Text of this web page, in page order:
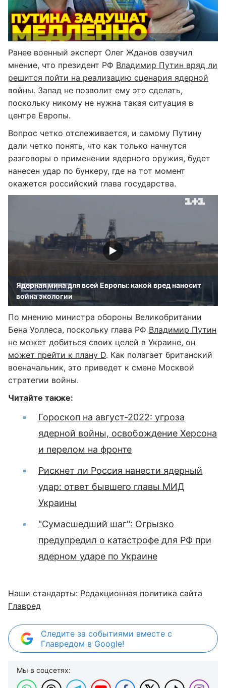
Ранее военный эксперт Олег Жданов озвучил
мнение, что президент РФ Владимир Путин вряд ли
решится пойти на реализацию сценария ядерной
войны. Запад не позволит ему это сделать,
поскольку никому не нужна такая ситуация в
центре Европы.
Вопрос четко отслеживается, и самому Путину
дали четко понять, что как только начнутся
разговоры о применении ядерного оружия, будет
нанесен удар по бункеру, где на тот момент
окажется российский глава государства.
Ядерная мина для всей Европы: какой вред наносит
война экологии
По мнению министра обороны Великобритании
Бена Уоллеса, поскольку глава РФ Владимир Путин
не может добиться своих целей в Украине, он
может прейти к плану D. Как полагает британский
военачальник, это приведет к смене Москвой
стратегии войны.
Читайте также:
Гороскоп на август-2022: угроза
ядерной войны, освобождение Херсона
и перелом на фронте
Рискнет ли Россия нанести ядерный
удар: ответ бывшего главы МИД
Украины
"Сумасшедший шаг": Огрызко
предупредил о катастрофе для РФ при
ядерном ударе по Украине
Наши стандарты: Редакционная политика сайта
Главред
Следите за событиями вместе с
Главредом в Google!
Мы в соцсетях: